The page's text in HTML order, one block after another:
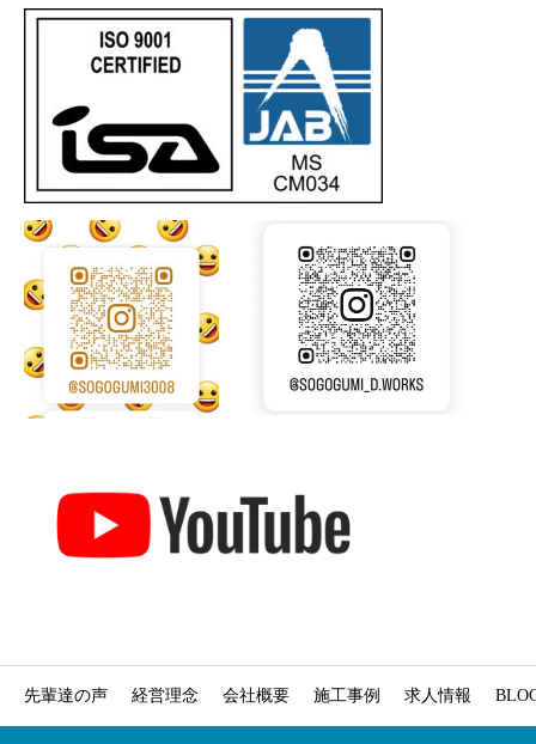
先輩達の声 経営理念 会社概要 施工事例 求人情報